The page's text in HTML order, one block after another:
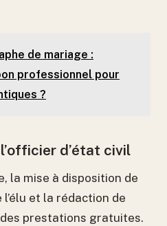
de mariage :
professionnel pour
?
d’état civil
la mise à disposition de
et la rédaction de
prestations gratuites.